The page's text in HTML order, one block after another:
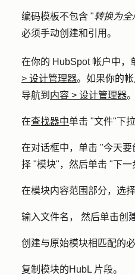
编码模板不包含 "转换为全
必须手动创建和引用。
在你的 HubSpot 帐户中，
> 设计管理器。如果你的
导航到 内容 > 设计管理器
在查找器中单击 "文件"下
在对话框中，单击 "今天要
择 "模块"，然后单击 "下一
在模块内容范围部分，选择
输入文件名， 然后单击创
创建与原始模块相匹配的必
复制模块的HubL 片段。